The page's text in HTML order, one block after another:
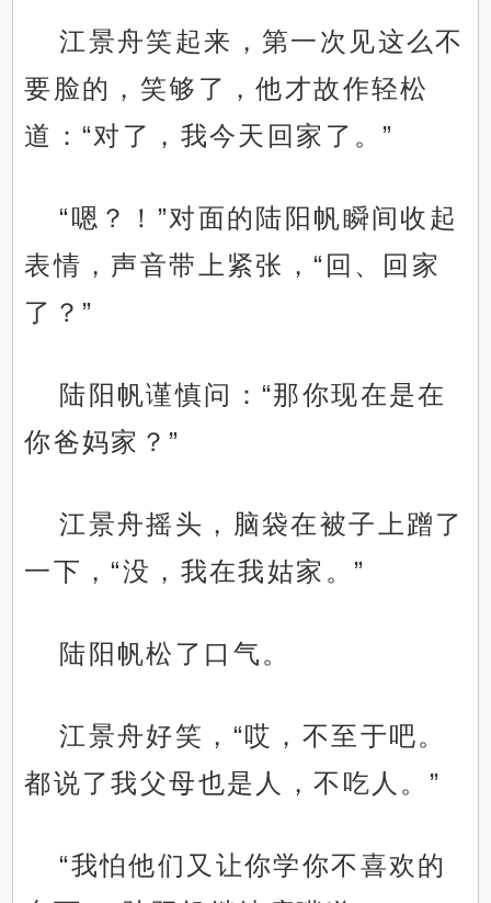
江景舟笑起来，第一次见这么不
要脸的，笑够了，他才故作轻松
道：“对了，我今天回家了。”
“嗯？！”对面的陆阳帆瞬间收起
表情，声音带上紧张，“回、回家
了？”
陆阳帆谨慎问：“那你现在是在
你爸妈家？”
江景舟摇头，脑袋在被子上蹭了
一下，“没，我在我姑家。”
陆阳帆松了口气。
江景舟好笑，“哎，不至于吧。
都说了我父母也是人，不吃人。”
“我怕他们又让你学你不喜欢的